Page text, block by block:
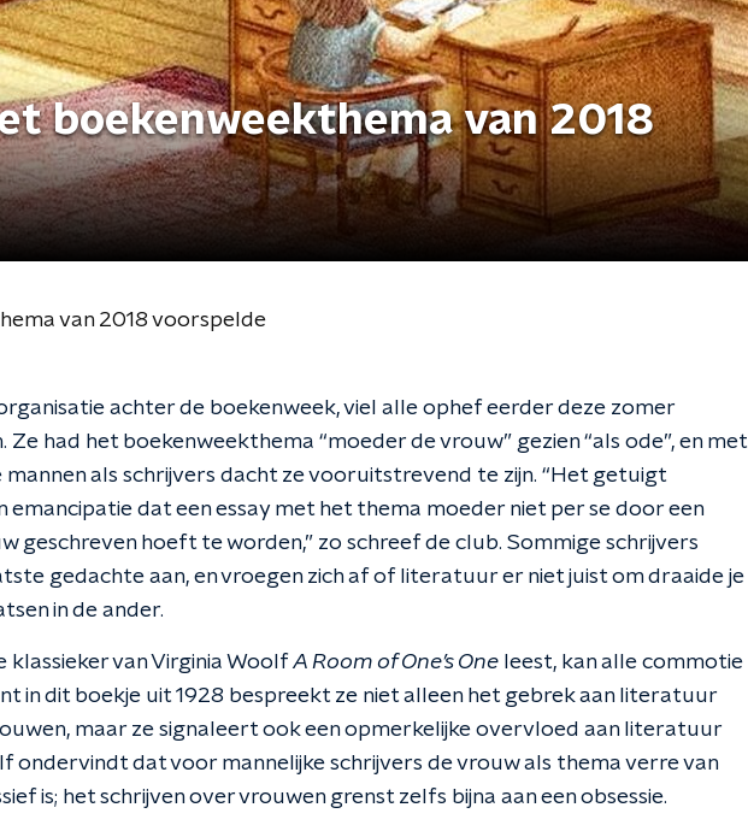
boekenweekthema van 2018
van 2018 voorspelde
achter de boekenweek, viel alle ophef eerder deze zomer
Ze had het boekenweekthema “moeder de vrouw” gezien “als ode”, en met
als schrijvers dacht ze vooruitstrevend te zijn. “Het getuigt
emancipatie dat een essay met het thema moeder niet per se door een
geschreven hoeft te worden,” zo schreef de club. Sommige schrijvers
gedachte aan, en vroegen zich af of literatuur er niet juist om draaide je
in de ander.
klassieker van Virginia Woolf A Room of One’s One leest, kan alle commotie
in dit boekje uit 1928 bespreekt ze niet alleen het gebrek aan literatuur
maar ze signaleert ook een opmerkelijke overvloed aan literatuur
ondervindt dat voor mannelijke schrijvers de vrouw als thema verre van
is; het schrijven over vrouwen grenst zelfs bijna aan een obsessie.